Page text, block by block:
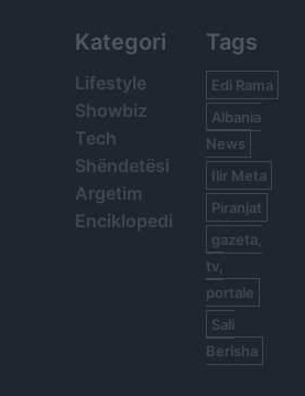
Kategori
Lifestyle
Showbiz
Tech
Shëndetësi
Argetim
Enciklopedi
Tags
Edi Rama
Albania
News
Ilir Meta
Piranjat
gazeta,
tv,
portale
Sali
Berisha